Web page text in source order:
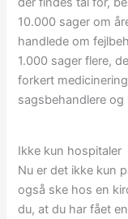
10.000 sager om
handlede om
1.000 sager flere,
forkert
sagsbehandlere
Ikke kun hospitaler
Nu er det ikke kun
også ske hos en
du, at du har fået